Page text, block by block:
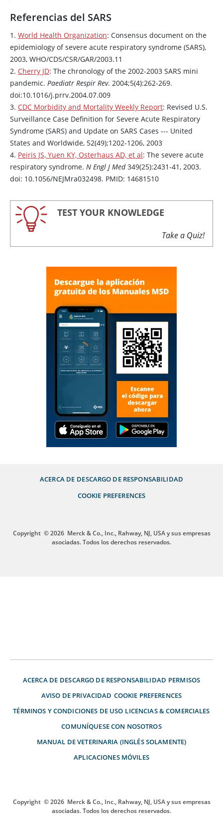
Referencias del SARS
1. World Health Organization: Consensus document on the
epidemiology of severe acute respiratory syndrome (‎SARS)‎,
2003, WHO/CDS/CSR/GAR/2003.11
2. Cherry JD: The chronology of the 2002-2003 SARS mini
pandemic. Paediatr Respir Rev. 2004;5(4):262-269.
doi:10.1016/j.prrv.2004.07.009
3. CDC Morbidity and Mortality Weekly Report: Revised U.S.
Surveillance Case Definition for Severe Acute Respiratory
Syndrome (SARS) and Update on SARS Cases --- United
States and Worldwide, 52(49);1202-1206, 2003
4. Peiris JS, Yuen KY, Osterhaus AD, et al: The severe acute
respiratory syndrome. N Engl J Med349(25):2431-41, 2003.
doi: 10.1056/NEJMra032498. PMID: 14681510
TEST YOUR KNOWLEDGE
Take a Quiz!
ACERCA DE DESCARGO DE RESPONSABILIDAD
COOKIE PREFERENCES
Copyright © 2026 Merck & Co., Inc., Rahway, NJ, USA y sus empresas
asociadas. Todos los derechos reservados.
ACERCA DE DESCARGO DE RESPONSABILIDAD PERMISOS
AVISO DE PRIVACIDAD COOKIE PREFERENCES
TÉRMINOS Y CONDICIONES DE USO LICENCIAS & COMERCIALES
COMUNÍQUESE CON NOSOTROS
MANUAL DE VETERINARIA (INGLÉS SOLAMENTE)
APLICACIONES MÓVILES
Copyright © 2026 Merck & Co., Inc., Rahway, NJ, USA y sus empresas
asociadas. Todos los derechos reservados.